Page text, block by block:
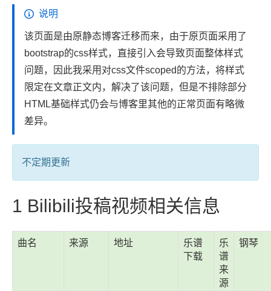
说明
该页面是由原静态博客迁移而来，由于原页面采用了
bootstrap的css样式，直接引入会导致页面整体样式
问题，因此我采用对css文件scoped的方法，将样式
限定在文章正文内，解决了该问题，但是不排除部分
HTML基础样式仍会与博客里其他的正常页面有略微
差异。
不定期更新
1 Bilibili投稿视频相关信息
曲名 来源 地址
乐谱
下载
乐
谱
来
源
钢琴